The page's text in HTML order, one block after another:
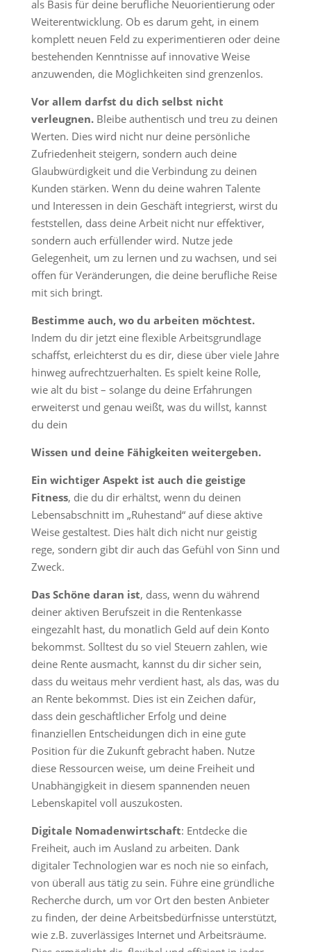
als Basis für deine berufliche Neuorientierung oder
Weiterentwicklung. Ob es darum geht, in einem
komplett neuen Feld zu experimentieren oder deine
bestehenden Kenntnisse auf innovative Weise
anzuwenden, die Möglichkeiten sind grenzenlos.
Vor allem darfst du dich selbst nicht
verleugnen.Bleibe authentisch und treu zu deinen
Werten. Dies wird nicht nur deine persönliche
Zufriedenheit steigern, sondern auch deine
Glaubwürdigkeit und die Verbindung zu deinen
Kunden stärken. Wenn du deine wahren Talente
und Interessen in dein Geschäft integrierst, wirst du
feststellen, dass deine Arbeit nicht nur effektiver,
sondern auch erfüllender wird. Nutze jede
Gelegenheit, um zu lernen und zu wachsen, und sei
offen für Veränderungen, die deine berufliche Reise
mit sich bringt.
Bestimme auch, wo du arbeiten möchtest.
Indem du dir jetzt eine flexible Arbeitsgrundlage
schaffst, erleichterst du es dir, diese über viele Jahre
hinweg aufrechtzuerhalten. Es spielt keine Rolle,
wie alt du bist – solange du deine Erfahrungen
erweiterst und genau weißt, was du willst, kannst
du dein
Wissen und deine Fähigkeiten weitergeben.
Ein wichtiger Aspekt ist auch die geistige
Fitness, die du dir erhältst, wenn du deinen
Lebensabschnitt im „Ruhestand“ auf diese aktive
Weise gestaltest. Dies hält dich nicht nur geistig
rege, sondern gibt dir auch das Gefühl von Sinn und
Zweck.
Das Schöne daran ist, dass, wenn du während
deiner aktiven Berufszeit in die Rentenkasse
eingezahlt hast, du monatlich Geld auf dein Konto
bekommst. Solltest du so viel Steuern zahlen, wie
deine Rente ausmacht, kannst du dir sicher sein,
dass du weitaus mehr verdient hast, als das, was du
an Rente bekommst. Dies ist ein Zeichen dafür,
dass dein geschäftlicher Erfolg und deine
finanziellen Entscheidungen dich in eine gute
Position für die Zukunft gebracht haben. Nutze
diese Ressourcen weise, um deine Freiheit und
Unabhängigkeit in diesem spannenden neuen
Lebenskapitel voll auszukosten.
Digitale Nomadenwirtschaft: Entdecke die
Freiheit, auch im Ausland zu arbeiten. Dank
digitaler Technologien war es noch nie so einfach,
von überall aus tätig zu sein. Führe eine gründliche
Recherche durch, um vor Ort den besten Anbieter
zu finden, der deine Arbeitsbedürfnisse unterstützt,
wie z.B. zuverlässiges Internet und Arbeitsräume.